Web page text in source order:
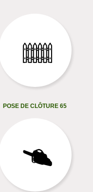
POSE DE CLÔTURE 65